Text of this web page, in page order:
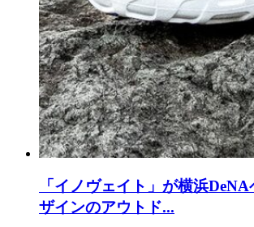
「イノヴェイト」が横浜
ザインのアウトド...